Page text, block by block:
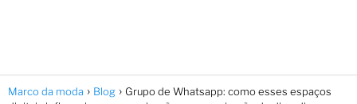
Marco da moda Blog
Grupo de Whatsapp: como esses espaços